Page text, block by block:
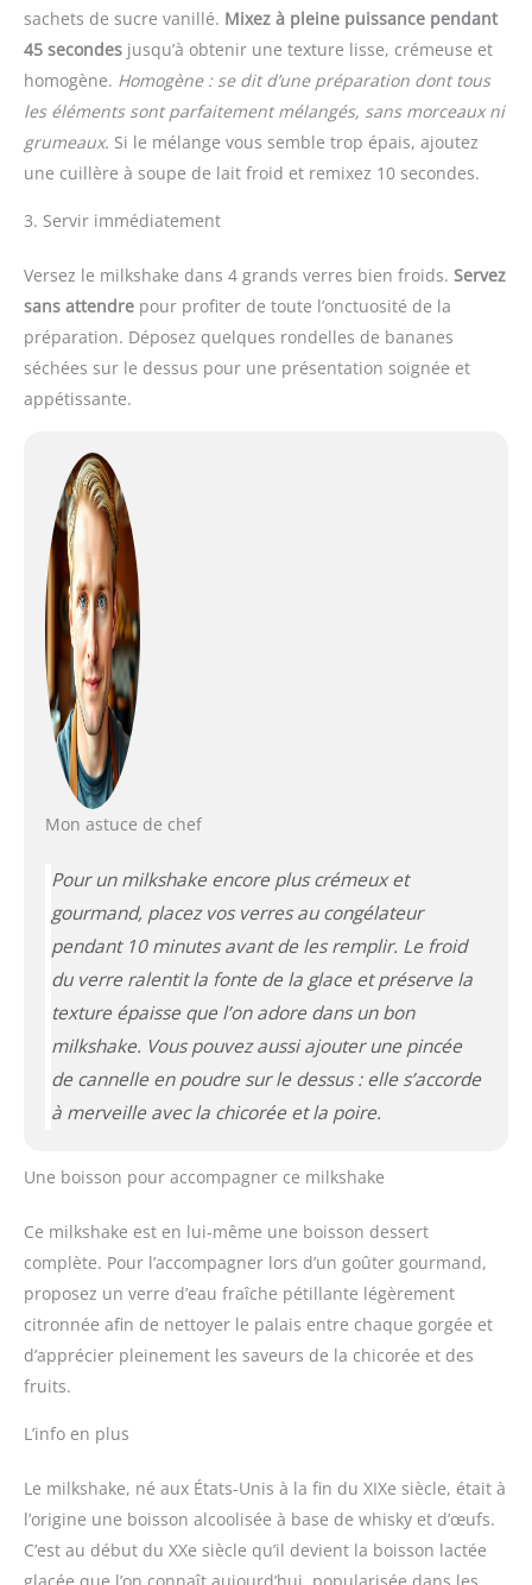
sachets de sucre vanillé. Mixez à pleine puissance pendant
45 secondes jusqu’à obtenir une texture lisse, crémeuse et
homogène. Homogène : se dit d’une préparation dont tous
les éléments sont parfaitement mélangés, sans morceaux ni
grumeaux. Si le mélange vous semble trop épais, ajoutez
une cuillère à soupe de lait froid et remixez 10 secondes.
3. Servir immédiatement
Versez le milkshake dans 4 grands verres bien froids. Servez
sans attendre pour profiter de toute l’onctuosité de la
préparation. Déposez quelques rondelles de bananes
séchées sur le dessus pour une présentation soignée et
appétissante.
Mon astuce de chef
Pour un milkshake encore plus crémeux et
gourmand, placez vos verres au congélateur
pendant 10 minutes avant de les remplir. Le froid
du verre ralentit la fonte de la glace et préserve la
texture épaisse que l’on adore dans un bon
milkshake. Vous pouvez aussi ajouter une pincée
de cannelle en poudre sur le dessus : elle s’accorde
à merveille avec la chicorée et la poire.
Une boisson pour accompagner ce milkshake
Ce milkshake est en lui-même une boisson dessert
complète. Pour l’accompagner lors d’un goûter gourmand,
proposez un verre d’eau fraîche pétillante légèrement
citronnée afin de nettoyer le palais entre chaque gorgée et
d’apprécier pleinement les saveurs de la chicorée et des
fruits.
L’info en plus
Le milkshake, né aux États-Unis à la fin du XIXe siècle, était à
l’origine une boisson alcoolisée à base de whisky et d’œufs.
C’est au début du XXe siècle qu’il devient la boisson lactée
glacée que l’on connaît aujourd’hui, popularisée dans les